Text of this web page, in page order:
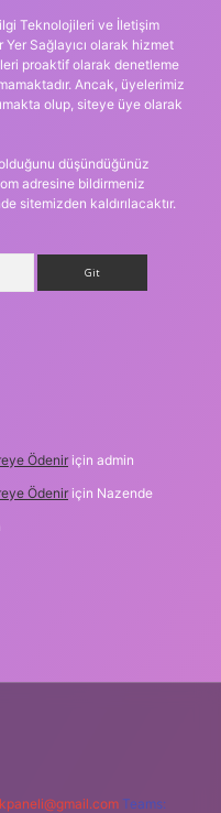
Teknolojileri ve İletişim
Yer Sağlayıcı olarak hizmet
proaktif olarak denetleme
Ancak, üyelerimiz
olup, siteye üye olarak
düşündüğünüz
adresine bildirmeniz
sitemizden kaldırılacaktır.
Ödenir için admin
Ödenir için Nazende
Teams: